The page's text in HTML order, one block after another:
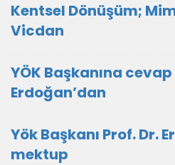
Kentsel Dönüşüm;
Vicdan
YÖK Başkanına
Erdoğan’dan
Yök Başkanı Prof. Dr.
mektup